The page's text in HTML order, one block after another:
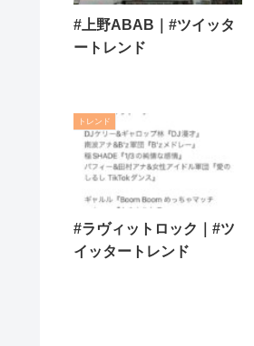
#上野ABAB｜#ツイッタ
ートレンド
トレンド
#ラヴィットロック｜#ツ
イッタートレンド